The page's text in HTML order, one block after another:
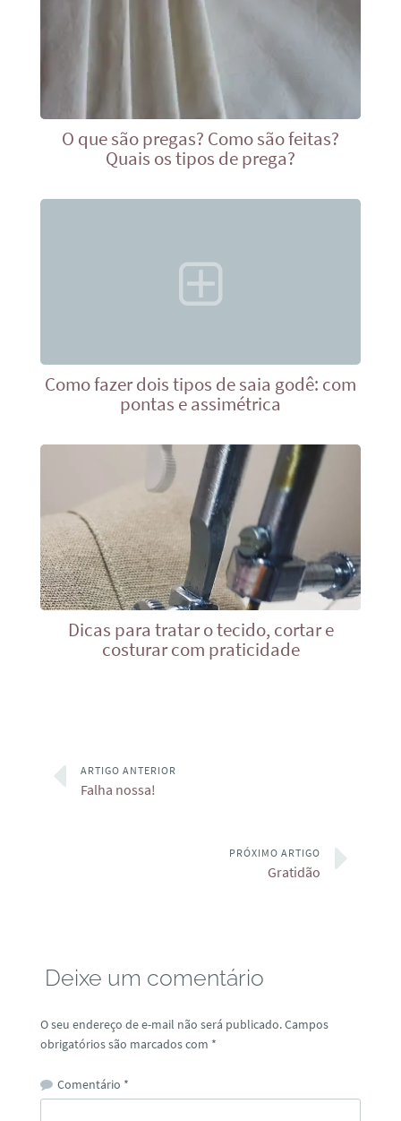
O que são pregas? Como são feitas?
Quais os tipos de prega?
Como fazer dois tipos de saia godê: com
pontas e assimétrica
Dicas para tratar o tecido, cortar e
costurar com praticidade
ARTIGO ANTERIOR
Falha nossa!
PRÓXIMO ARTIGO
Gratidão
Deixe um comentário
O seu endereço de e-mail não será publicado.Campos
obrigatórios são marcados com *
Comentário *